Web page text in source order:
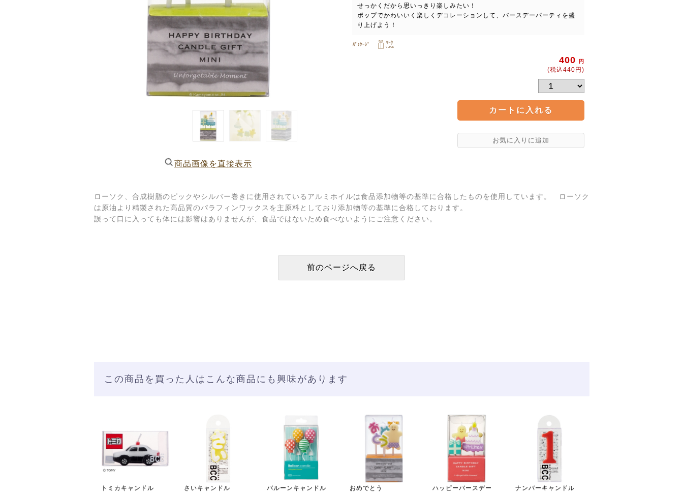
商品画像を直接表示
せっかくだから思いっきり楽しみたい！
ポップでかわいいく楽しくデコレーションして、バースデーパーティを盛
り上げよう！
400 円
(税込440円)
ローソク、合成樹脂のピックやシルバー巻きに使用されているアルミホイルは食品添加物等の基準に合格したものを使用しています。 ローソク
は原油より精製された高品質のパラフィンワックスを主原料としており添加物等の基準に合格しております。
誤って口に入っても体には影響はありませんが、食品ではないため食べないようにご注意ください。
この商品を買った人はこんな商品にも興味があります
トミカキャンドル
さいキャンドル バルーンキャンドル
おめでとう
ハッピーバースデー
ナンバーキャンドル